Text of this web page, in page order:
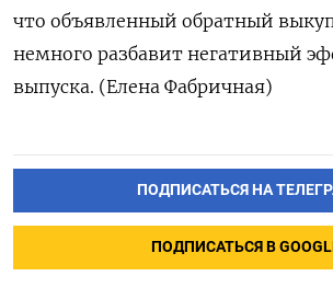
что объявленный обратный
немного разбавит негативный
выпуска. (Елена Фабричная)
ПОДПИСАТЬСЯ НА
ПОДПИСАТЬСЯ В